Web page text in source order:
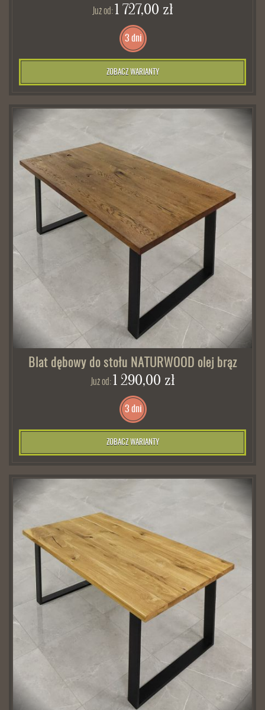
Już od: 1 727,00 zł
3 dni
ZOBACZ WARIANTY
Blat dębowy do stołu NATURWOOD olej brąz
Już od: 1 290,00 zł
3 dni
ZOBACZ WARIANTY